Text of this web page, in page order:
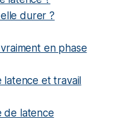
durer ?
en phase
latence et travail
de latence